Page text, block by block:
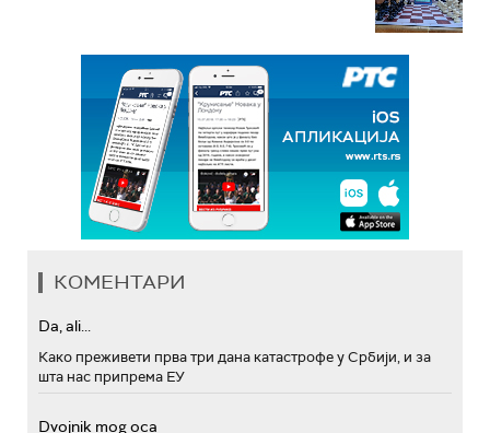
КОМЕНТАРИ
Da, ali...
Како преживети прва три дана катастрофе у Србији, и за
шта нас припрема ЕУ
Dvojnik mog oca